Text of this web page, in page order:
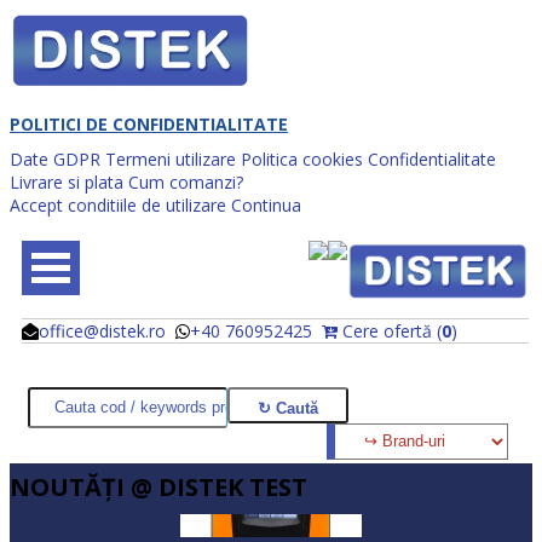
POLITICI DE CONFIDENTIALITATE
Date GDPR Termeni utilizare Politica cookies Confidentialitate
Livrare si plata Cum comanzi?
Accept conditiile de utilizare Continua
office@distek.ro +40 760952425 Cere ofertă (0)
@
@
NOUTĂŢI @ DISTEK TEST